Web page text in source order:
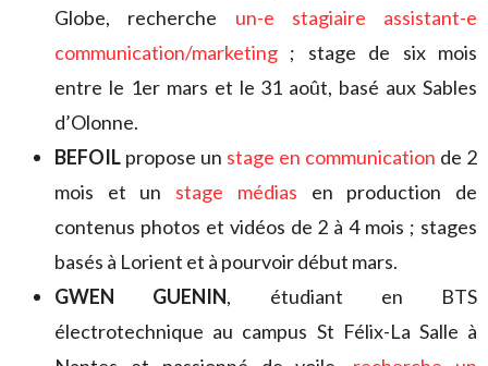
Globe, recherche un-e stagiaire assistant-e
communication/marketing ; stage de six mois
entre le 1er mars et le 31 août, basé aux Sables
d’Olonne.
BEFOIL propose un stage en communication de 2
mois et un stage médias en production de
contenus photos et vidéos de 2 à 4 mois ; stages
basés à Lorient et à pourvoir début mars.
GWEN GUENIN, étudiant en BTS
électrotechnique au campus St Félix-La Salle à